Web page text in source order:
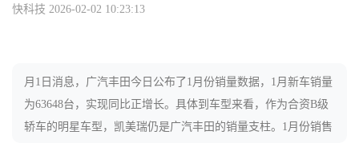
快科技 2026-02-02 10:23:13
月1日消息，广汽丰田今日公布了1月份销量数据，1月新车销量
为63648台，实现同比正增长。具体到车型来看，作为合资B级
轿车的明星车型，凯美瑞仍是广汽丰田的销量支柱。1月份销售